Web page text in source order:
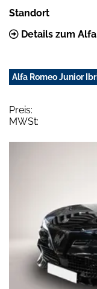
Standort
Details zum
Alfa Romeo Junior
Preis:
MWSt: